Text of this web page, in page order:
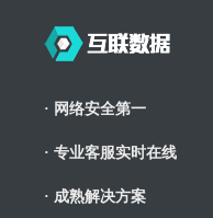
· 网络安全第一
· 专业客服实时在线
· 成熟解决方案